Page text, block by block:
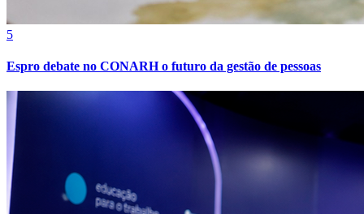
Sport
5
Espro debate no CONARH o futuro da gestão de pessoas